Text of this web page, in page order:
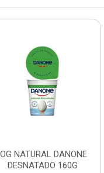
NATURAL DANONE
DESNATADO 160G